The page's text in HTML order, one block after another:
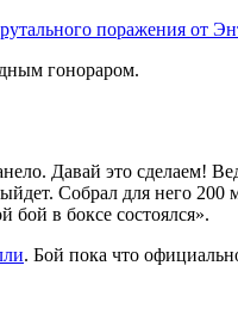
поражения от
гонораром.
Давай это сделаем!
Собрал для него
в боксе состоялся».
. Бой пока что